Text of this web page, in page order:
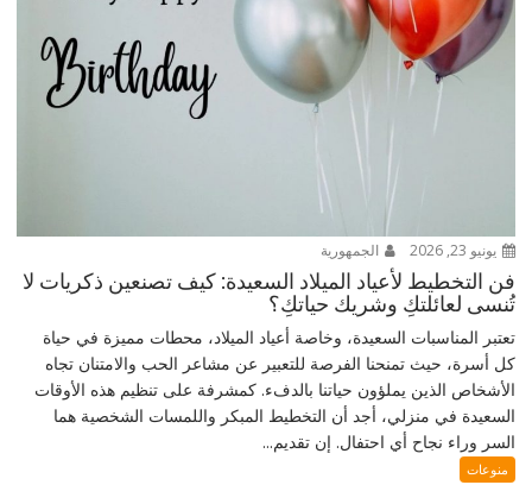
يونيو 23, 2026 الجمهورية
فن التخطيط لأعياد الميلاد السعيدة: كيف تصنعين ذكريات لا
تُنسى لعائلتكِ وشريك حياتكِ؟
تعتبر المناسبات السعيدة، وخاصة أعياد الميلاد، محطات مميزة في حياة
كل أسرة، حيث تمنحنا الفرصة للتعبير عن مشاعر الحب والامتنان تجاه
الأشخاص الذين يملؤون حياتنا بالدفء. كمشرفة على تنظيم هذه الأوقات
السعيدة في منزلي، أجد أن التخطيط المبكر واللمسات الشخصية هما
السر وراء نجاح أي احتفال. إن تقديم...
منوعات